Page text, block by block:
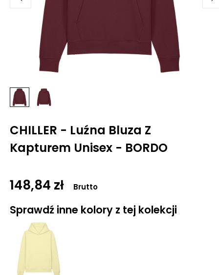
CHILLER - Luźna Bluza Z
Kapturem Unisex - BORDO
148,84 zł Brutto
Sprawdź inne kolory z tej kolekcji